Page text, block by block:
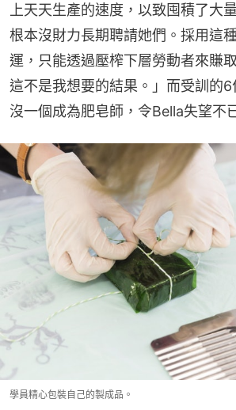
上天天生產的速度，以致囤積了大
根本沒財力長期聘請她們。採用這
運，只能透過壓榨下層勞動者來賺
這不是我想要的結果。」而受訓的
沒一個成為肥皂師，令Bella失望不
學員精心包裝自己的製成品。